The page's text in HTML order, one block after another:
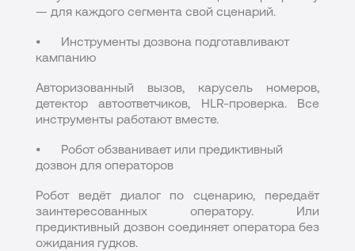
— для каждого сегмента свой сценарий.
Инструменты дозвона подготавливают
кампанию
Авторизованный вызов, карусель номеров,
детектор автоответчиков, HLR-проверка. Все
инструменты работают вместе.
Робот обзванивает или предиктивный
дозвон для операторов
Робот ведёт диалог по сценарию, передаёт
заинтересованных оператору. Или
предиктивный дозвон соединяет оператора без
ожидания гудков.